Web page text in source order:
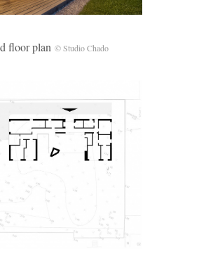
floor plan ©️ Studio Chado